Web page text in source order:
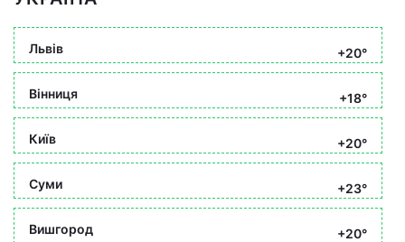
Львів +20°
Вінниця +18°
Київ +20°
Суми +23°
Вишгород +20°